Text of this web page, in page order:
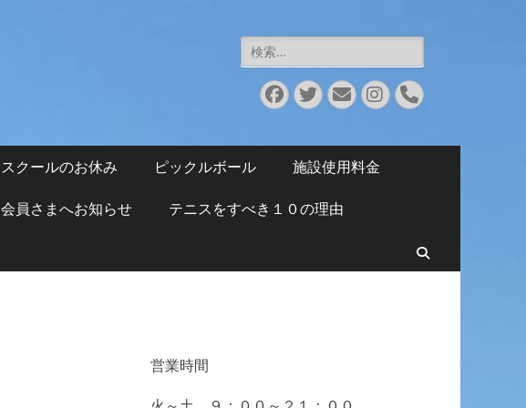
検
索:
Facebook
Twitter
メ
ー
Instagram
電
話
スクールのお休み ピックルボール 施設使用料金
会員さまへお知らせ テニスをすべき１０の理由
営業時間